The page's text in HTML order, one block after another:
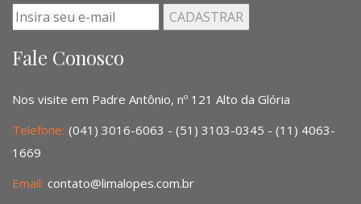
Fale Conosco
Nos visite em Padre Antônio, nº 121 Alto da Glória
Telefone: (041) 3016-6063 - (51) 3103-0345 - (11) 4063-
1669
Email: contato@limalopes.com.br